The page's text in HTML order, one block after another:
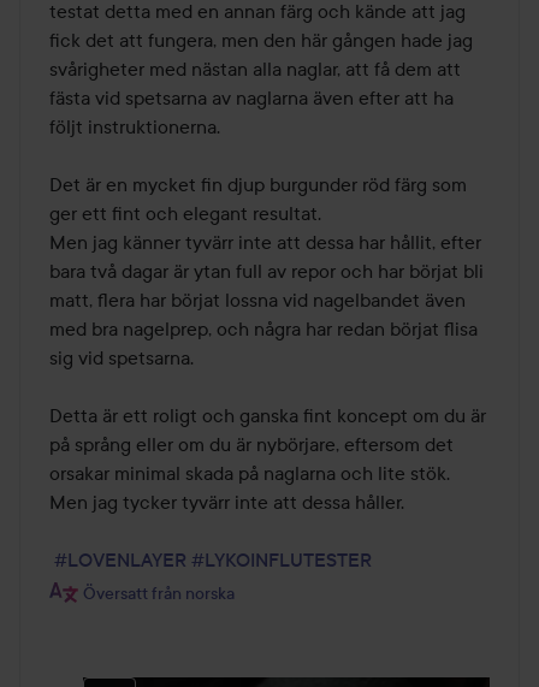
testat detta med en annan färg och kände att jag
fick det att fungera, men den här gången hade jag
svårigheter med nästan alla naglar, att få dem att
fästa vid spetsarna av naglarna även efter att ha
följt instruktionerna.
Det är en mycket fin djup burgunder röd färg som
ger ett fint och elegant resultat.
Men jag känner tyvärr inte att dessa har hållit, efter
bara två dagar är ytan full av repor och har börjat bli
matt, flera har börjat lossna vid nagelbandet även
med bra nagelprep, och några har redan börjat flisa
sig vid spetsarna.
Detta är ett roligt och ganska fint koncept om du är
på språng eller om du är nybörjare, eftersom det
orsakar minimal skada på naglarna och lite stök.
Men jag tycker tyvärr inte att dessa håller.
#LOVENLAYER #LYKOINFLUTESTER
Översatt från norska